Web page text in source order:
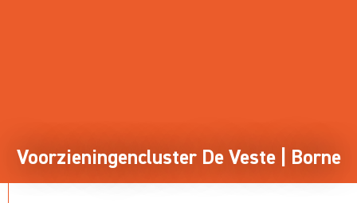
Voorzieningencluster De Veste | Borne